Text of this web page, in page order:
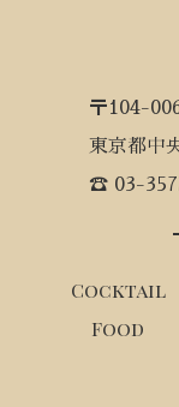
〒104-
東京都中
☎ 03-
Cocktail
Food